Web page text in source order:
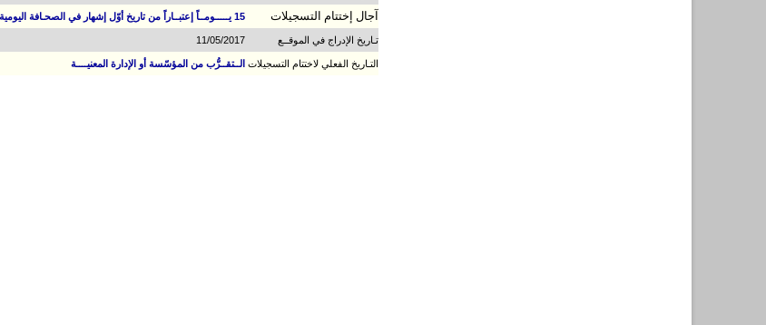
آجال إختتام التسجيلات
15 يـــــومــاً إعتبــاراً من تاريخ أوّل إشهار في الصحـافة اليومية الوطنية.
تـاريخ الإدراج في الموقــع 11/05/2017
التـاريخ الفعلي لاختتام التسجيلات الــتقــرُّب من المؤسّسة أو الإدارة المعنيــــة